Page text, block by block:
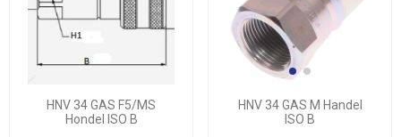
HNV 34 GAS F5/MS
Hondel ISO B
HNV 34 GAS M Handel
ISO B